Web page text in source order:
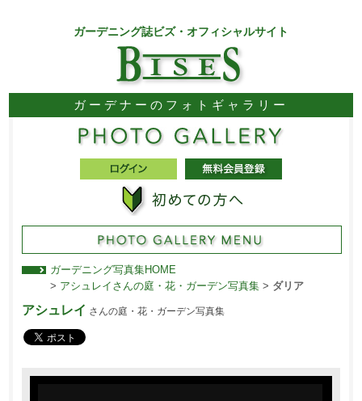
ガーデニング誌ビズ・オフィシャルサイト
ガーデナーのフォトギャラリー
ガーデニング写真集HOME
> アシュレイさんの庭・花・ガーデン写真集> ダリア
アシュレイ さんの庭・花・ガーデン写真集